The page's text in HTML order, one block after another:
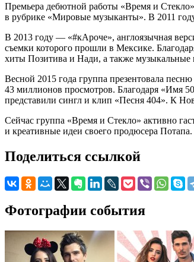
Премьера дебютной работы «Время и Стекло»
в рубрике «Мировые музыканты». В 2011
В 2013 году — «#кАроче», англоязычная
съемки которого прошли в Мексике.
хиты Позитива и Нади, а также музыкальные
Весной 2015 года группа презентовала
43 миллионов просмотров. Благодаря «Имя
представили сингл и клип «Песня 404». К
Сейчас группа «Время и Стекло» активно
и креативные идеи своего продюсера Потапа.
Поделиться ссылкой
Фотографии события